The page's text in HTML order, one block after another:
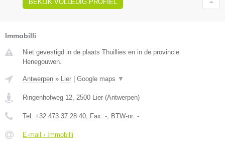
BEKIJK VOLLEDIG PROFIEL
Immobilli
Niet gevestigd in de plaats Thuillies en in de provincie
Henegouwen.
Antwerpen » Lier Google maps ▼
Ringenhofweg 12, 2500 Lier (Antwerpen)
Tel: +32 473 37 28 40, Fax: -, BTW-nr: -
E-mail › Immobilli